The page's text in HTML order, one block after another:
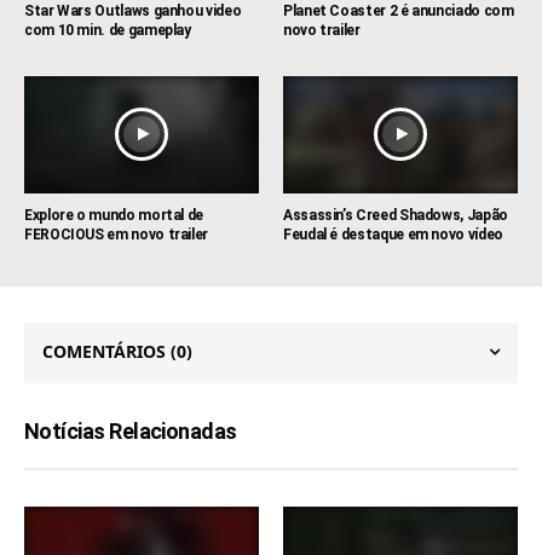
Star Wars Outlaws ganhou video
com 10 min. de gameplay
Planet Coaster 2 é anunciado com
novo trailer
Explore o mundo mortal de
FEROCIOUS em novo trailer
Assassin’s Creed Shadows, Japão
Feudal é destaque em novo vídeo
COMENTÁRIOS (0)
Notícias Relacionadas